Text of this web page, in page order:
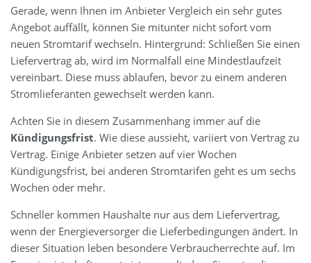
Gerade, wenn Ihnen im Anbieter Vergleich ein sehr gutes
Angebot auffällt, können Sie mitunter nicht sofort vom
neuen Stromtarif wechseln. Hintergrund: Schließen Sie einen
Liefervertrag ab, wird im Normalfall eine Mindestlaufzeit
vereinbart. Diese muss ablaufen, bevor zu einem anderen
Stromlieferanten gewechselt werden kann.
Achten Sie in diesem Zusammenhang immer auf die
Kündigungsfrist. Wie diese aussieht, variiert von Vertrag zu
Vertrag. Einige Anbieter setzen auf vier Wochen
Kündigungsfrist, bei anderen Stromtarifen geht es um sechs
Wochen oder mehr.
Schneller kommen Haushalte nur aus dem Liefervertrag,
wenn der Energieversorger die Lieferbedingungen ändert. In
dieser Situation leben besondere Verbraucherrechte auf. Im